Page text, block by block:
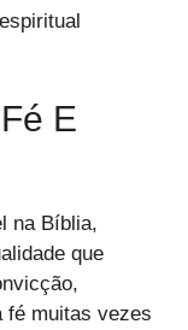
E
na Bíblia,
que
fé muitas vezes